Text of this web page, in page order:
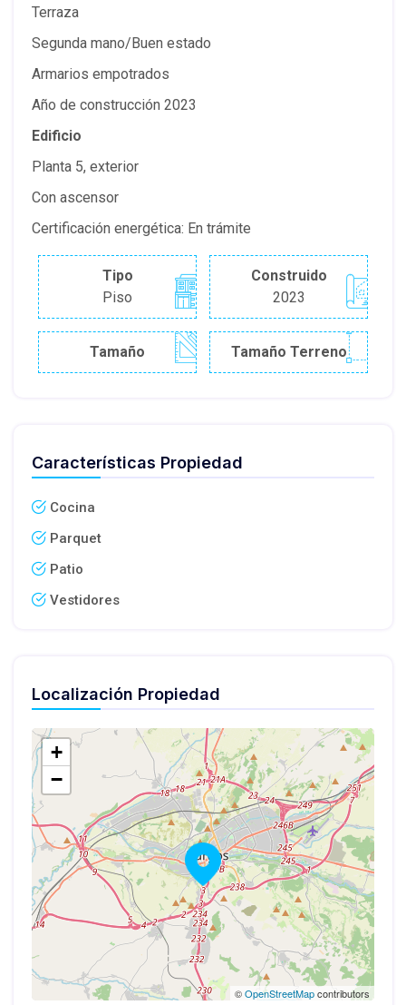
Terraza
Segunda mano/Buen estado
Armarios empotrados
Año de construcción 2023
Edificio
Planta 5, exterior
Con ascensor
Certificación energética: En trámite
Tipo
Piso
Construido
2023
Tamaño Tamaño Terreno
Características Propiedad
Cocina
Parquet
Patio
Vestidores
Localización Propiedad
+
−
©OpenStreetMapcontributors